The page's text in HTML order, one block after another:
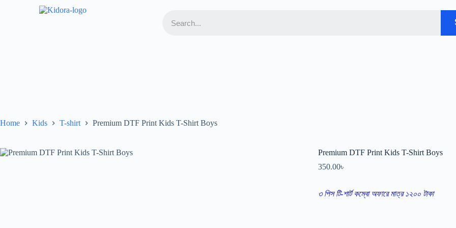
Home Kids T-shirt Premium DTF Print Kids T-Shirt Boys
Premium DTF Print Kids T-Shirt Boys
350.00৳
৩ পিস টি-শার্ট কম্বো অফারে মাত্র ১২০০ টাকা